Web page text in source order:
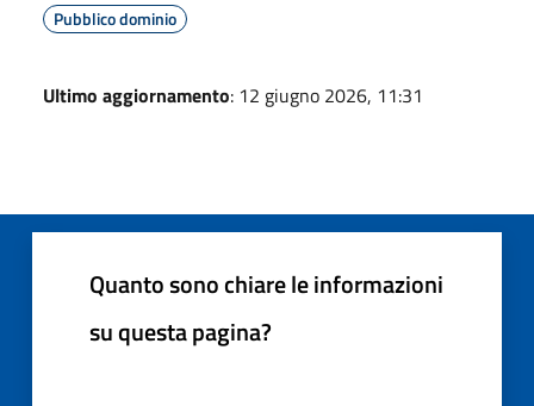
Pubblico dominio
Ultimo aggiornamento: 12 giugno 2026, 11:31
Quanto sono chiare le informazioni
su questa pagina?